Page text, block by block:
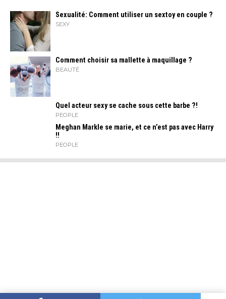
Sexualité: Comment utiliser un sextoy en couple ?
SEXY
Comment choisir sa mallette à maquillage ?
BEAUTÉ
Quel acteur sexy se cache sous cette barbe ?!
PEOPLE
Meghan Markle se marie, et ce n’est pas avec Harry
!!
PEOPLE